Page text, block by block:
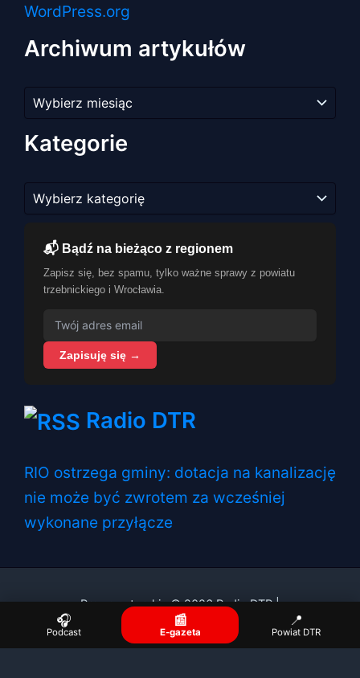
WordPress.org
Archiwum artykułów
artykułów
Kategorie
📬 Bądź na bieżąco z regionem
Zapisz się, bez spamu, tylko ważne sprawy z powiatu
trzebnickiego i Wrocławia.
Zapisuję się →
Radio DTR
RIO ostrzega gminy: dotacja na kanalizację
nie może być zwrotem za wcześniej
wykonane przyłącze
Prawa autorskie © 2026 Radio DTR |
🎧
Podcast
📰
E-gazeta
📍
Powiat DTR